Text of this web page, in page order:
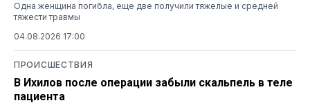
Одна женщина погибла, еще две получили тяжелые и средней
тяжести травмы
04.08.2026 17:00
ПРОИСШЕСТВИЯ
В Ихилов после операции забыли скальпель в теле
пациента